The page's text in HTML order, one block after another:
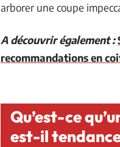
arborer une coupe
A découvrir également :
recommandations en
Qu’est-ce
est-il